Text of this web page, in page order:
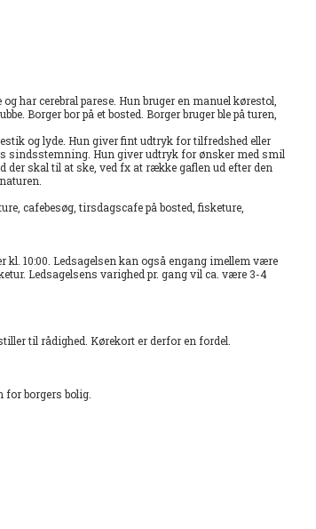
har cerebral parese. Hun bruger en manuel kørestol,
Borger bor på et bosted. Borger bruger ble på turen,
og lyde. Hun giver fint udtryk for tilfredshed eller
sindsstemning. Hun giver udtryk for ønsker med smil
der skal til at ske, ved fx at række gaflen ud efter den
cafebesøg, tirsdagscafe på bosted, fisketure,
10:00. Ledsagelsen kan også engang imellem være
Ledsagelsens varighed pr. gang vil ca. være 3-4
til rådighed. Kørekort er derfor en fordel.
borgers bolig.